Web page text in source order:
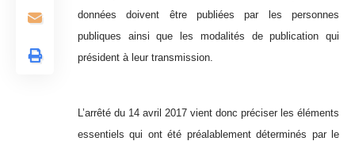
données doivent être publiées par les personnes
publiques ainsi que les modalités de publication qui
président à leur transmission.
L’arrêté du 14 avril 2017 vient donc préciser les éléments
essentiels qui ont été préalablement déterminés par le